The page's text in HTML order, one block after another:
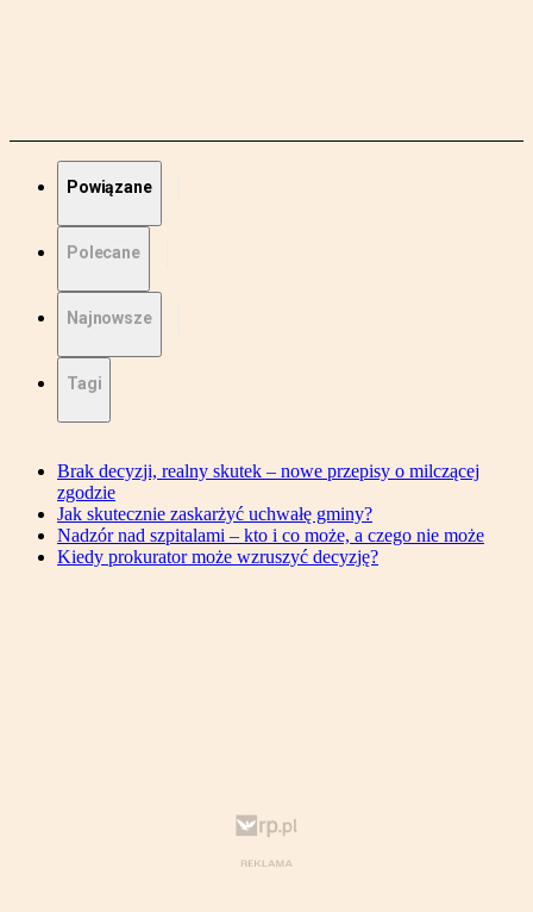
Powiązane
Polecane
Najnowsze
Tagi
Brak decyzji, realny skutek – nowe przepisy o milczącej
zgodzie
Jak skutecznie zaskarżyć uchwałę gminy?
Nadzór nad szpitalami – kto i co może, a czego nie może
Kiedy prokurator może wzruszyć decyzję?